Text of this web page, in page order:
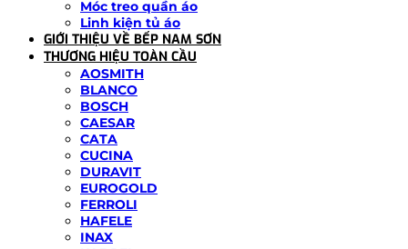
Móc treo quần áo
Linh kiện tủ áo
GIỚI THIỆU VỀ BẾP NAM SƠN
THƯƠNG HIỆU TOÀN CẦU
AOSMITH
BLANCO
BOSCH
CAESAR
CATA
CUCINA
DURAVIT
EUROGOLD
FERROLI
HAFELE
INAX